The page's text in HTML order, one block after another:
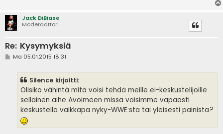
Jack DiBiase
Moderaattori
Re: Kysymyksiä
VMa 05.01.2015 18:31
Silence kirjoitti:
Olisiko vähintä mitä voisi tehdä meille ei-keskustelijoille
sellainen aihe Avoimeen missä voisimme vapaasti
keskustella vaikkapa nyky-WWE:stä tai yleisesti painista?